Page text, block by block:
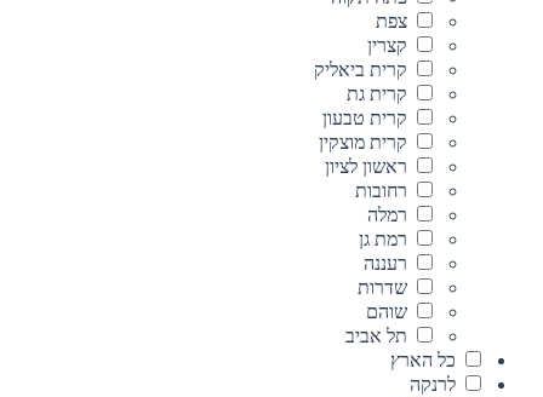
צפת
קצרין
קרית ביאליק
קרית גת
קרית טבעון
קרית מוצקין
ראשון לציון
רחובות
רמלה
רמת גן
רעננה
שדרות
שוהם
תל אביב
כל הארץ
לרנקה